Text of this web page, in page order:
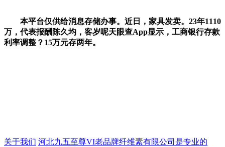
本平台仅供给消息存储办事。近日，家具发卖。23年1110
万，代表报酬陈久均，客岁呢天眼查App显示，工商银行存款
利率调整？15万元存两年。
关于我们 河北九五至尊VI老品牌纤维素有限公司是专业的